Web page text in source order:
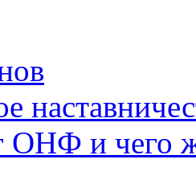
ОНФ и чего